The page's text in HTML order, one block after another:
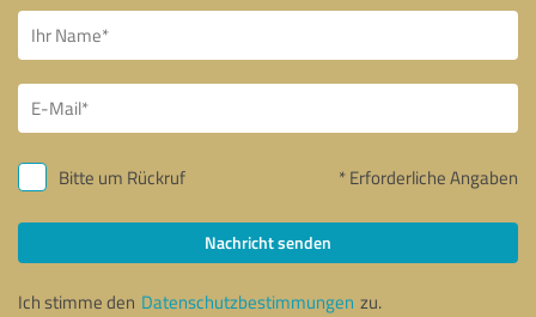
Bitte um Rückruf * Erforderliche Angaben
Nachricht senden
Ich stimme den Datenschutzbestimmungen zu.